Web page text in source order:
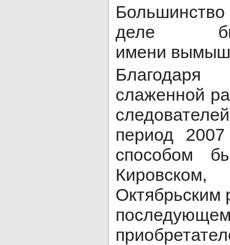
деле
имени
слаженной
период
способом